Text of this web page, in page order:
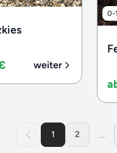
weiter
0-
1 2 ...